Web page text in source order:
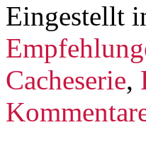
Eingestellt
Cacheserie,